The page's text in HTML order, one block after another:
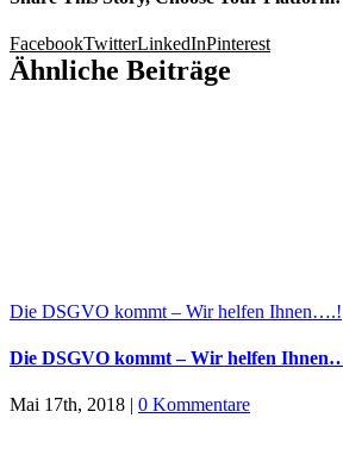
FacebookTwitterLinkedInPinterest
Ähnliche Beiträge
Die DSGVO kommt – Wir helfen Ihnen….!
Die DSGVO kommt – Wir helfen
Mai 17th, 2018 | 0 Kommentare